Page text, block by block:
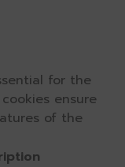
for the
ensure
of the